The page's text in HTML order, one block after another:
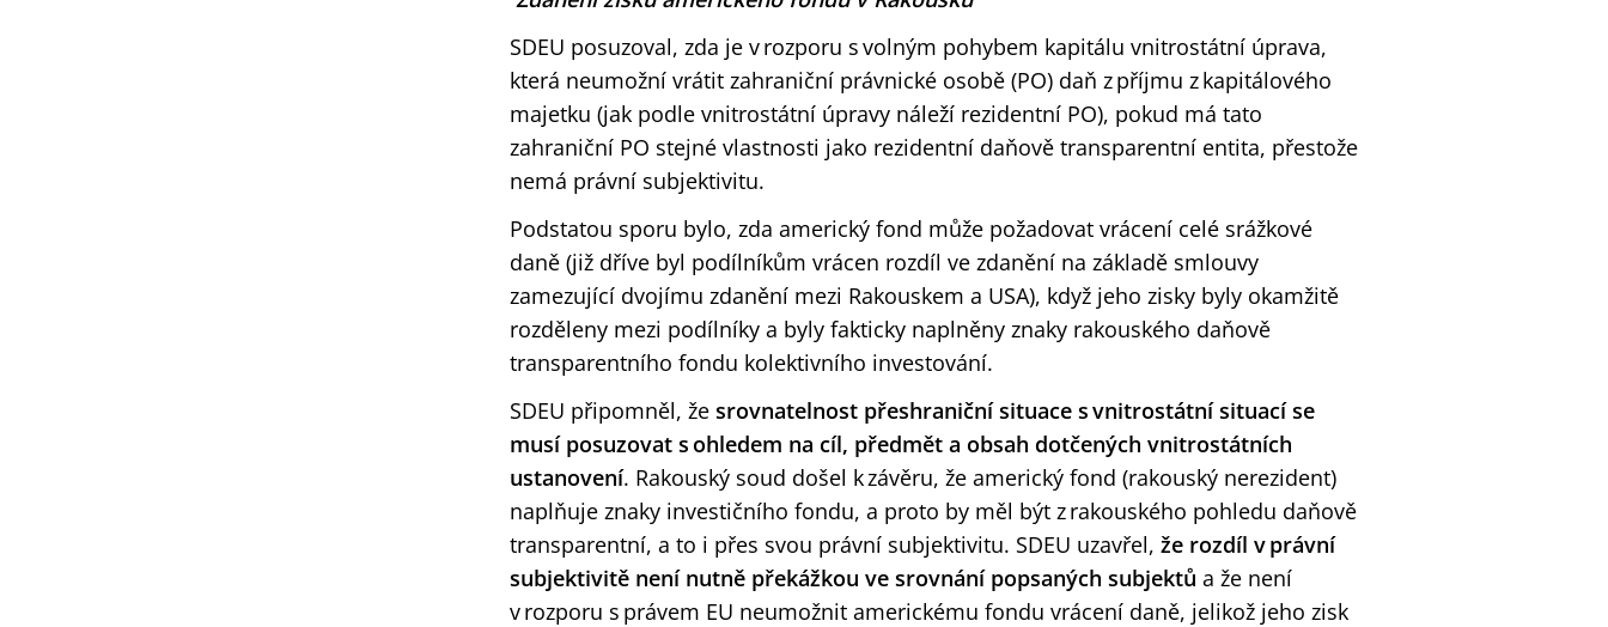
SDEU posuzoval, zda je v rozporu s volným pohybem kapitálu vnitrostátní úprava,
která neumožní vrátit zahraniční právnické osobě (PO) daň z příjmu z kapitálového
majetku (jak podle vnitrostátní úpravy náleží rezidentní PO), pokud má tato
zahraniční PO stejné vlastnosti jako rezidentní daňově transparentní entita, přestože
nemá právní subjektivitu.
Podstatou sporu bylo, zda americký fond může požadovat vrácení celé srážkové
daně (již dříve byl podílníkům vrácen rozdíl ve zdanění na základě smlouvy
zamezující dvojímu zdanění mezi Rakouskem a USA), když jeho zisky byly okamžitě
rozděleny mezi podílníky a byly fakticky naplněny znaky rakouského daňově
transparentního fondu kolektivního investování.
SDEU připomněl, že srovnatelnost přeshraniční situace s vnitrostátní situací se
musí posuzovat s ohledem na cíl, předmět a obsah dotčených vnitrostátních
ustanovení. Rakouský soud došel k závěru, že americký fond (rakouský nerezident)
naplňuje znaky investičního fondu, a proto by měl být z rakouského pohledu daňově
transparentní, a to i přes svou právní subjektivitu. SDEU uzavřel, že rozdíl v právní
subjektivitě není nutně překážkou ve srovnání popsaných subjektů a že není
v rozporu s právem EU neumožnit americkému fondu vrácení daně, jelikož jeho zisk